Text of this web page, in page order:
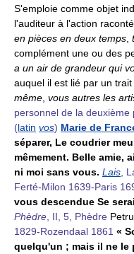
S'emploie comme objet
l'auditeur à l'action
en pièces en deux temps
complément une ou des
a un air de grandeur qui
auquel il est lié par un
même vous autres les
personnel de la
(latin vos) Marie de
séparer, Le coudrier
mêmement. Belle amie,
ni moi sans vous. Lais ,
Ferté-Milon 1639-Paris
vous descendue Se
Phèdre , II, 5, Phèdre
1829-Rozendaal 1861 «
quelqu'un ; mais il ne le